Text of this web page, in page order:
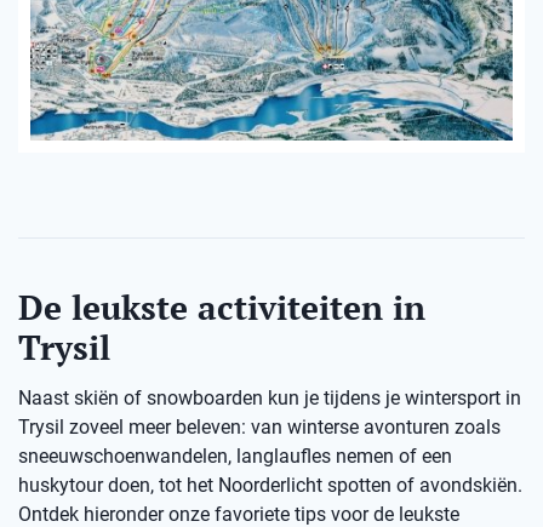
De leukste activiteiten in
Trysil
Naast skiën of snowboarden kun je tijdens je wintersport in
Trysil zoveel meer beleven: van winterse avonturen zoals
sneeuwschoenwandelen, langlaufles nemen of een
huskytour doen, tot het Noorderlicht spotten of avondskiën.
Ontdek hieronder onze favoriete tips voor de leukste